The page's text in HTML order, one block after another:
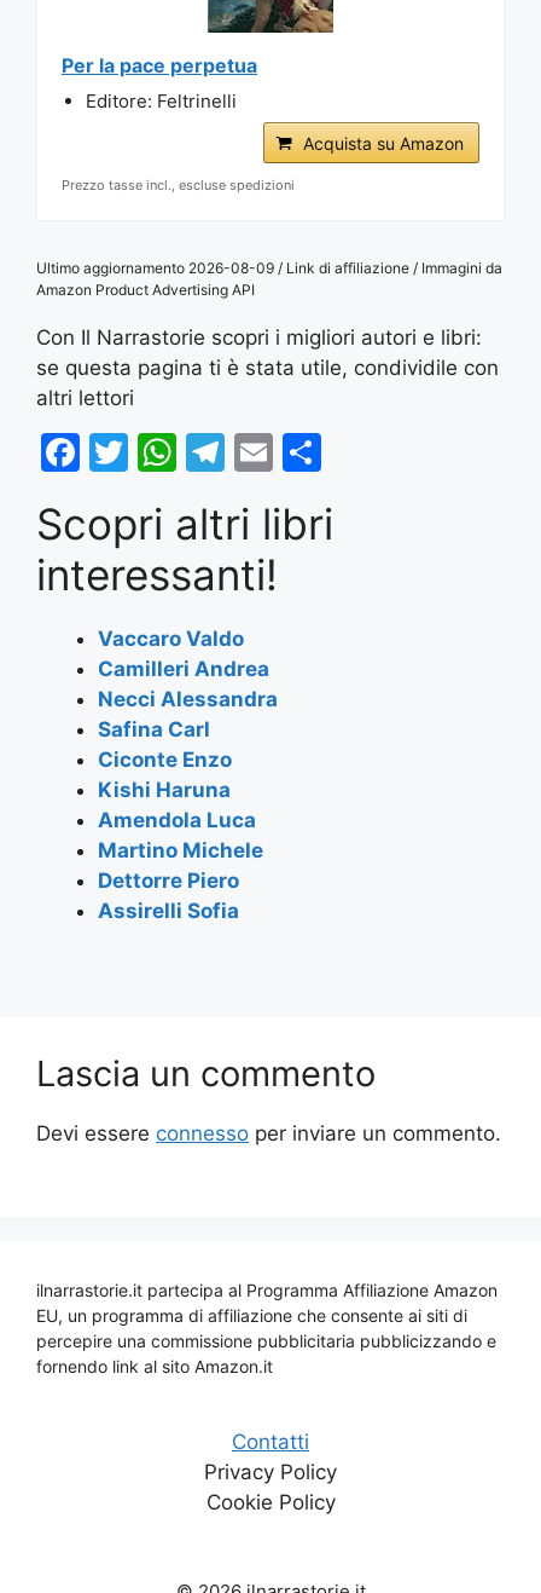
Per la pace perpetua
Editore: Feltrinelli
Acquista su Amazon
Prezzo tasse incl., escluse spedizioni
Ultimo aggiornamento 2026-08-09 / Link di affiliazione / Immagini da
Amazon Product Advertising API
Con Il Narrastorie scopri i migliori autori e libri:
se questa pagina ti è stata utile, condividile con
altri lettori
F
c
e
b
o
o
k
T
itt
er
W
at
s
A
p
p
T
e
gr
a
m
E
ai
l
ar
Scopri altri libri
interessanti!
Vaccaro Valdo
Camilleri Andrea
Necci Alessandra
Safina Carl
Ciconte Enzo
Kishi Haruna
Amendola Luca
Martino Michele
Dettorre Piero
Assirelli Sofia
Lascia un commento
Devi essere connesso per inviare un commento.
ilnarrastorie.it partecipa al Programma Affiliazione Amazon
EU, un programma di affiliazione che consente ai siti di
percepire una commissione pubblicitaria pubblicizzando e
fornendo link al sito Amazon.it
Contatti
Privacy Policy
Cookie Policy